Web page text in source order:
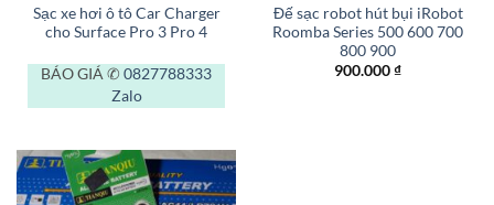
Sạc xe hơi ô tô Car Charger
cho Surface Pro 3 Pro 4
BÁO GIÁ ✆ 0827788333
Zalo
Đế sạc robot hút bụi iRobot
Roomba Series 500 600 700
800 900
900.000₫